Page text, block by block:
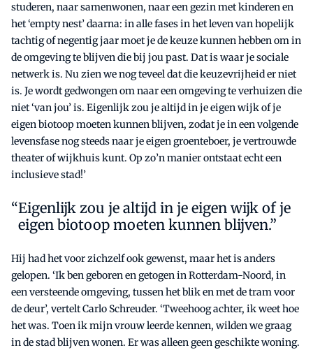
studeren, naar samenwonen, naar een gezin met kinderen en
het ‘empty nest’ daarna: in alle fases in het leven van hopelijk
tachtig of negentig jaar moet je de keuze kunnen hebben om in
de omgeving te blijven die bij jou past. Dat is waar je sociale
netwerk is. Nu zien we nog teveel dat die keuzevrijheid er niet
is. Je wordt gedwongen om naar een omgeving te verhuizen die
niet ‘van jou’ is. Eigenlijk zou je altijd in je eigen wijk of je
eigen biotoop moeten kunnen blijven, zodat je in een volgende
levensfase nog steeds naar je eigen groenteboer, je vertrouwde
theater of wijkhuis kunt. Op zo’n manier ontstaat echt een
inclusieve stad!’
Eigenlijk zou je altijd in je eigen wijk of je
eigen biotoop moeten kunnen blijven.”
Hij had het voor zichzelf ook gewenst, maar het is anders
gelopen. ‘Ik ben geboren en getogen in Rotterdam-Noord, in
een versteende omgeving, tussen het blik en met de tram voor
de deur’, vertelt Carlo Schreuder. ‘Tweehoog achter, ik weet hoe
het was. Toen ik mijn vrouw leerde kennen, wilden we graag
in de stad blijven wonen. Er was alleen geen geschikte woning.